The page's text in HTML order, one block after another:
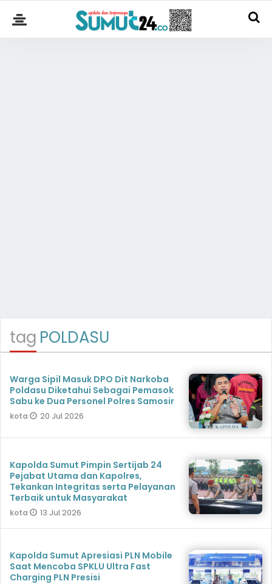
tag POLDASU
Warga Sipil Masuk DPO Dit Narkoba
Poldasu Diketahui Sebagai Pemasok
Sabu ke Dua Personel Polres Samosir
kota 20 Jul 2026
Kapolda Sumut Pimpin Sertijab 24
Pejabat Utama dan Kapolres,
Tekankan Integritas serta Pelayanan
Terbaik untuk Masyarakat
kota 13 Jul 2026
Kapolda Sumut Apresiasi PLN Mobile
Saat Mencoba SPKLU Ultra Fast
Charging PLN Presisi